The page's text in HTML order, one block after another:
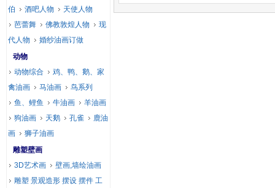
伯
酒吧人物
天使人物
芭蕾舞
佛教敦煌人物
现
代人物
婚纱油画订做
动物
动物综合
鸡、鸭、鹅、家
禽油画
马油画
鸟系列
鱼、鲤鱼
牛油画
羊油画
狗油画
天鹅 孔雀
鹿油
画
狮子油画
雕塑壁画
3D艺术画
壁画,墙绘油画
雕塑 景观造形 摆设 摆件 工